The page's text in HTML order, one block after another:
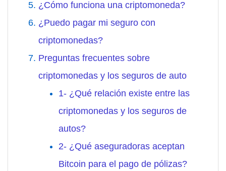
¿Cómo funciona una criptomoneda?
¿Puedo pagar mi seguro con
criptomonedas?
Preguntas frecuentes sobre
criptomonedas y los seguros de auto
1- ¿Qué relación existe entre las
criptomonedas y los seguros de
autos?
2- ¿Qué aseguradoras aceptan
Bitcoin para el pago de pólizas?